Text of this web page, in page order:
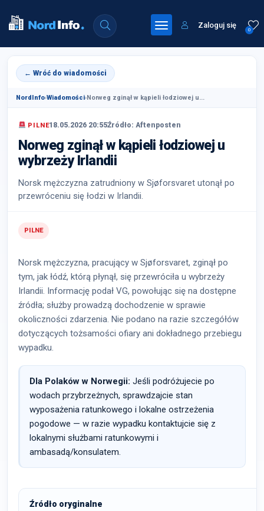
0
Zaloguj się
← Wróć do wiadomości
NordInfo›Wiadomości›Norweg zginął w kąpieli łodziowej u...
PILNE18.05.2026 20:55Źródło: Aftenposten
Norweg zginął w kąpieli łodziowej u
wybrzeży Irlandii
Norsk mężczyzna zatrudniony w Sjøforsvaret utonął po
przewróceniu się łodzi w Irlandii.
PILNE
Norsk mężczyzna, pracujący w Sjøforsvaret, zginął po
tym, jak łódź, którą płynął, się przewróciła u wybrzeży
Irlandii. Informację podał VG, powołując się na dostępne
źródła; służby prowadzą dochodzenie w sprawie
okoliczności zdarzenia. Nie podano na razie szczegółów
dotyczących tożsamości ofiary ani dokładnego przebiegu
wypadku.
Dla Polaków w Norwegii: Jeśli podróżujecie po
wodach przybrzeżnych, sprawdzajcie stan
wyposażenia ratunkowego i lokalne ostrzeżenia
pogodowe — w razie wypadku kontaktujcie się z
lokalnymi służbami ratunkowymi i
ambasadą/konsulatem.
Źródło oryginalne